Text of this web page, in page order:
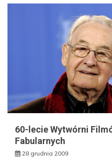
60-lecie Wytwórni
Fabularnych
28 grudnia 2009